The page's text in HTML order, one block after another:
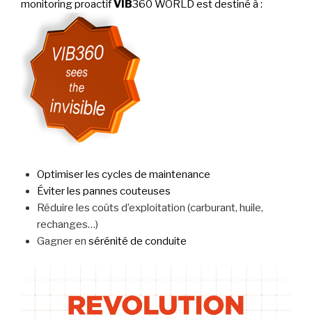
monitoring proactifVIB360 WORLD est destiné à :
Optimiser les cycles de maintenance
Éviter les pannes couteuses
Réduire les coûts d’exploitation (carburant, huile,
rechanges…)
Gagner en sérénité de conduite